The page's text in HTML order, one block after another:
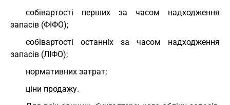
собівартості перших за часом надходження
запасів (ФІФО);
собівартості останніх за часом надходження
запасів (ЛІФО);
нормативних затрат;
ціни продажу.